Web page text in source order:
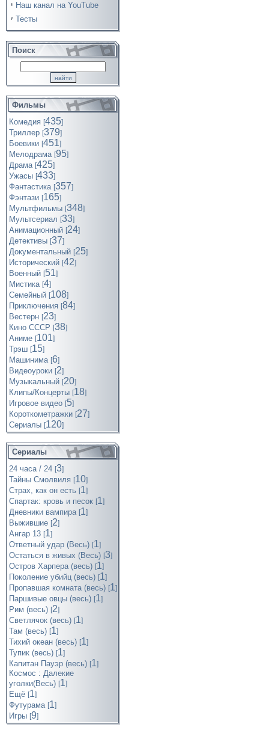
Наш канал на YouTube
Тесты
Поиск
Фильмы
Комедия [435]
Триллер [379]
Боевики [451]
Мелодрама [95]
Драма [425]
Ужасы [433]
Фантастика [357]
Фэнтази [165]
Мультфильмы [348]
Мультсериал [33]
Анимационный [24]
Детективы [37]
Документальный [25]
Исторический [42]
Военный [51]
Мистика [4]
Семейный [108]
Приключения [84]
Вестерн [23]
Кино СССР [38]
Аниме [101]
Трэш [15]
Машинима [6]
Видеоуроки [2]
Музыкальный [20]
Клипы/Концерты [18]
Игровое видео [5]
Короткометражки [27]
Cериалы [120]
Сериалы
24 часа / 24 [3]
Тайны Смолвиля [10]
Страх, как он есть [1]
Спартак: кровь и песок [1]
Дневники вампира [1]
Выжившие [2]
Ангар 13 [1]
Ответный удар (Весь) [1]
Остаться в живых (Весь) [3]
Остров Харпера (весь) [1]
Поколение убийц (весь) [1]
Пропавшая комната (весь) [1]
Паршивые овцы (весь) [1]
Рим (весь) [2]
Светлячок (весь) [1]
Там (весь) [1]
Тихий океан (весь) [1]
Тупик (весь) [1]
Капитан Пауэр (весь) [1]
Космос : Далекие
уголки(Весь) [1]
Ещё [1]
Футурама [1]
Игры [9]